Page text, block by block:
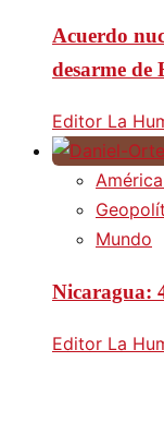
Acuerdo
desarme de
Editor La
Mundo
Nicaragua:
Editor La